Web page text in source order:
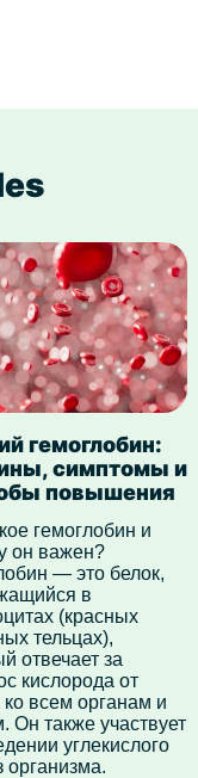
гемоглобин:
симптомы и
повышения
гемоглобин и
он важен?
— это белок,
в
(красных
тельцах),
отвечает за
кислорода от
ко всем органам и
Он также участвует
углекислого
организма.